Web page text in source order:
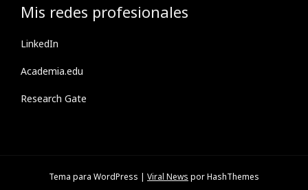
Mis redes profesionales
LinkedIn
Academia.edu
Research Gate
Tema para WordPress | Viral News por HashThemes